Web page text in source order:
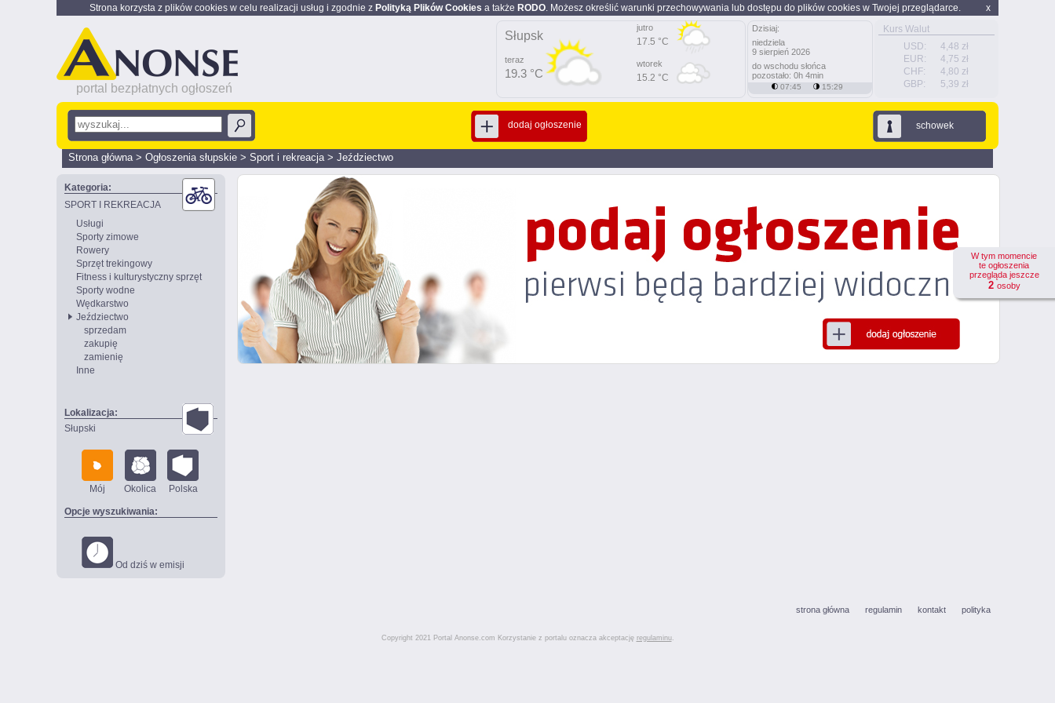
x
Strona korzysta z plików cookies w celu realizacji usług i zgodnie z Polityką Plików Cookies a także RODO. Możesz określić warunki przechowywania lub dostępu do plików cookies w Twojej przeglądarce.
portal bezpłatnych ogłoszeń
Kurs Walut
USD:
4,48 zł
EUR:
4,75 zł
CHF:
4,80 zł
GBP:
5,39 zł
Słupsk
teraz
19.3 °C
jutro
17.5 °C
wtorek
15.2 °C
Dzisiaj:
niedziela
9 sierpień 2026
do wschodu słońca
pozostało: 0h 4min
07:45 15:29
schowek
dodaj ogłoszenie
Strona główna> Ogłoszenia słupskie > Sport i rekreacja> Jeździectwo
Kategoria:
SPORT I REKREACJA
Usługi
Sporty zimowe
Rowery
Sprzęt trekingowy
Fitness i kulturystyczny sprzęt
Sporty wodne
Wędkarstwo
Jeździectwo
sprzedam
zakupię
zamienię
Inne
Lokalizacja:
Słupski
Mój Okolica Polska
Opcje wyszukiwania:
Od dziś w emisji
W tym momencie
te ogłoszenia
przegląda jeszcze
2 osoby
strona główna regulamin kontakt polityka
Copyright 2021 Portal Anonse.com Korzystanie z portalu oznacza akceptację regulaminu.